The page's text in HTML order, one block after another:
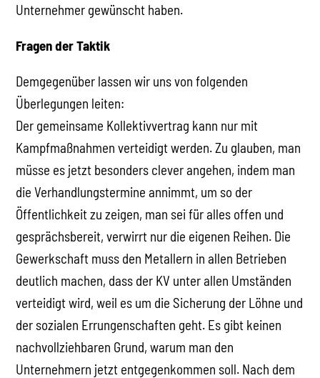
Unternehmer gewünscht haben.
Fragen der Taktik
Demgegenüber lassen wir uns von folgenden
Überlegungen leiten:
Der gemeinsame Kollektivvertrag kann nur mit
Kampfmaßnahmen verteidigt werden. Zu glauben, man
müsse es jetzt besonders clever angehen, indem man
die Verhandlungstermine annimmt, um so der
Öffentlichkeit zu zeigen, man sei für alles offen und
gesprächsbereit, verwirrt nur die eigenen Reihen. Die
Gewerkschaft muss den Metallern in allen Betrieben
deutlich machen, dass der KV unter allen Umständen
verteidigt wird, weil es um die Sicherung der Löhne und
der sozialen Errungenschaften geht. Es gibt keinen
nachvollziehbaren Grund, warum man den
Unternehmern jetzt entgegenkommen soll. Nach dem